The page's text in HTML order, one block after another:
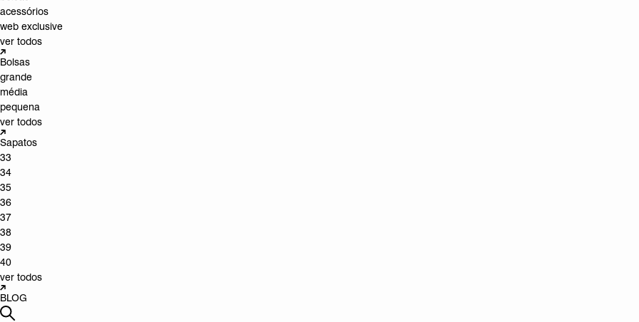
acessórios
web exclusive
ver todos
Bolsas
grande
média
pequena
ver todos
Sapatos
33
34
35
36
37
38
39
40
ver todos
BLOG